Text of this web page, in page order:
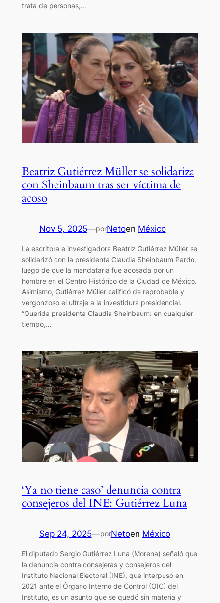
trata de personas,…
Beatriz Gutiérrez Müller se solidariza
con Sheinbaum tras ser víctima de
acoso
Nov 5, 2025—porNetoen México
La escritora e investigadora Beatriz Gutiérrez Müller se
solidarizó con la presidenta Claudia Sheinbaum Pardo,
luego de que la mandataria fue acosada por un
hombre en el Centro Histórico de la Ciudad de México.
Asimismo, Gutiérrez Müller calificó de reprobable y
vergonzoso el ultraje a la investidura presidencial.
“Querida presidenta Claudia Sheinbaum: en cualquier
tiempo,…
‘Ya no tiene caso’ denuncia contra
consejeros del INE: Gutiérrez Luna
Sep 24, 2025—porNetoen México
El diputado Sergio Gutiérrez Luna (Morena) señaló que
la denuncia contra consejeras y consejeros del
Instituto Nacional Electoral (INE), que interpuso en
2021 ante el Órgano Interno de Control (OIC) del
Instituto, es un asunto que se quedó sin materia y